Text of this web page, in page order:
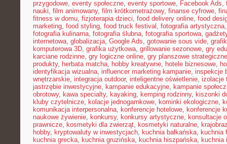
przygodowe, eventy społeczne, eventy sportowe, Facebook Ads,
nauki, film animowany, film krótkometrażowy, finanse cyfrowe,
fitness w domu, fizjoterapia dzieci, food delivery online, food
marketing, food styling, food truck festival , fotografia artystyczna
fotografia kulinarna, fotografia ślubna, fotografia sportowa,
internetowa, globalizacja, Google Ads, gotowanie sous vide,
komputerowa 3D, grafika użytkowa, grillowanie sezonowe, gry
karciane rodzinne, gry logiczne online, gry planszowe strategiczne
produkty, herbata matcha, hobby kreatywne, hotele biznesowe,
identyfikacja wizualna, influencer marketing kampanie, inspekcje
wnętrzarskie, integracja outdoor, inteligentne oświetlenie, izolacje
jastrzębie inwestycyjne, kampanie edukacyjne, kampanie
obrotowy, kawa specialty, kayaking, kemping rodzinny, kiszonki
kluby czytelnicze, kolacje jednogarnkowe, kominki ekologiczne,
komunikacja interpersonalna, konferencje hotelowe, konferencje
naukowe żywienie, konkursy, konkursy artystyczne, konsultacje
prawnicze, kosmetyki dla zwierząt, kosmetyki naturalne,
hobby, kryptowaluty w inwestycjach, kuchnia bałkańska, kuchnia
kuchnia grecka, kuchnia gruzińska, kuchnia hiszpańska, kuchnia